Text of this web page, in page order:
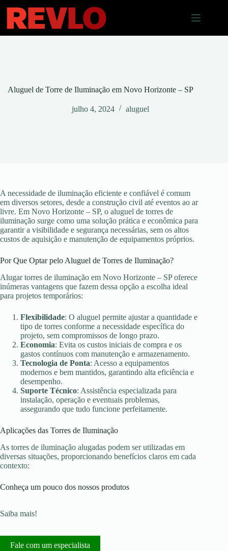
para
conteúdo
Aluguel de Torre de Iluminação em Novo Horizonte – SP
julho 4, 2024 aluguel
A necessidade de iluminação eficiente e confiável é comum
em diversos setores, desde a construção civil até eventos ao ar
livre. Em Novo Horizonte – SP, o aluguel de torres de
iluminação surge como uma solução prática e econômica para
garantir a visibilidade e segurança necessárias, sem os altos
custos de aquisição e manutenção de equipamentos próprios.
Por Que Optar pelo Aluguel de Torres de Iluminação?
Alugar torres de iluminação em Novo Horizonte – SP oferece
inúmeras vantagens que fazem dessa opção a escolha ideal
para projetos temporários:
Flexibilidade: O aluguel permite ajustar a quantidade e
tipo de torres conforme a necessidade específica do
projeto, sem compromissos de longo prazo.
Economia: Evita os custos iniciais de compra e os
gastos contínuos com manutenção e armazenamento.
Tecnologia de Ponta: Acesso a equipamentos
modernos e bem mantidos, garantindo alta eficiência e
desempenho.
Suporte Técnico: Assistência especializada para
instalação, operação e eventuais problemas,
assegurando que tudo funcione perfeitamente.
Aplicações das Torres de Iluminação
As torres de iluminação alugadas podem ser utilizadas em
diversas situações, proporcionando benefícios claros em cada
contexto:
Conheça um pouco dos nossos produtos
Saiba mais!
Fale com um especialista